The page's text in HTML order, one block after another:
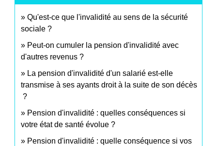
Qu'est-ce que l'invalidité au sens de la sécurité
sociale ?
Peut-on cumuler la pension d'invalidité avec
d'autres revenus ?
La pension d'invalidité d'un salarié est-elle
transmise à ses ayants droit à la suite de son décès
?
Pension d'invalidité : quelles conséquences si
votre état de santé évolue ?
Pension d'invalidité : quelle conséquence si vos